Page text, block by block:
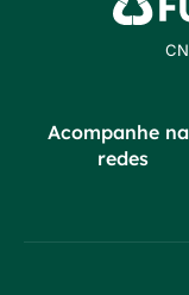
Acompanhe
redes